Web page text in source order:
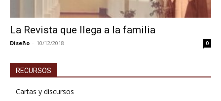
La Revista que llega a la familia
Diseño - 10/12/2018 0
RECURSOS
Cartas y discursos